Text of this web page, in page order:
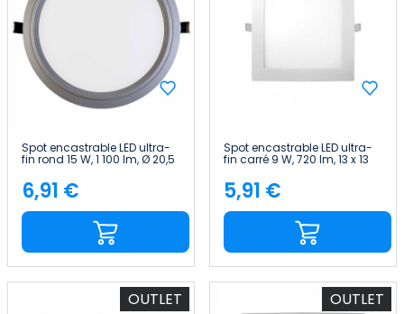
Spot encastrable LED ultra-
fin rond 15 W, 1 100 lm, Ø 20,5
1Primer Leader
Price
6,91 €
Spot encastrable LED ultra-
fin carré 9 W, 720 lm, 13 x 13
Price
5,91 €
OUTLET OUTLET